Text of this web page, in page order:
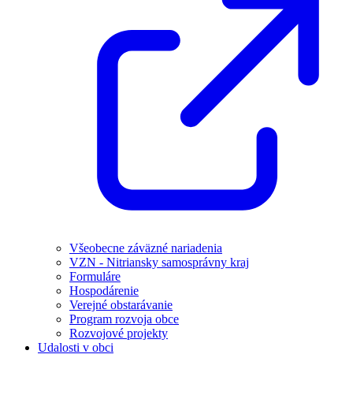
Všeobecne záväzné nariadenia
VZN - Nitriansky samosprávny kraj
Formuláre
Hospodárenie
Verejné obstarávanie
Program rozvoja obce
Rozvojové projekty
Udalosti v obci